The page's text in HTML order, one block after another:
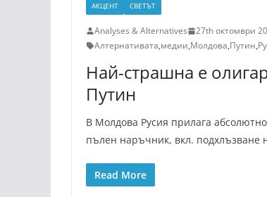
АКЦЕНТ СВЕТЪТ
Analyses & Alternatives 27th октомври
Алтернативата,медии,Молдова,Путин,
Най-страшна е
Путин
В Молдова Русия прилага
пълен наръчник, вкл. подхлъзване
Read More